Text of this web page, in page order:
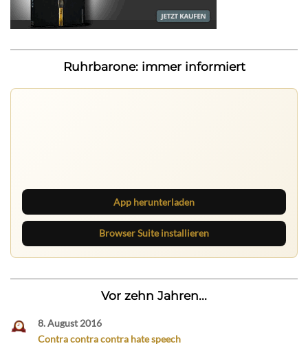
Ruhrbarone: immer informiert
App herunterladen
Browser Suite installieren
Vor zehn Jahren...
8. August 2016
Contra contra contra hate speech